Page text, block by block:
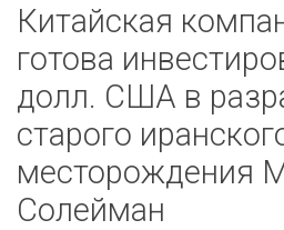
Китайская
готова
долл. США в
старого
месторождения
Солейман